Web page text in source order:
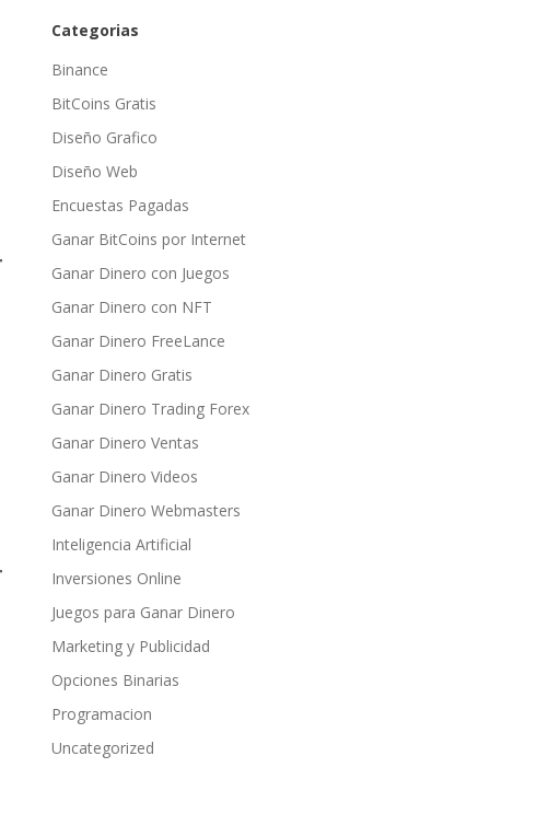
Categorias
Binance
BitCoins Gratis
Diseño Grafico
Diseño Web
Encuestas Pagadas
Ganar BitCoins por Internet
Ganar Dinero con Juegos
Ganar Dinero con NFT
Ganar Dinero FreeLance
Ganar Dinero Gratis
Ganar Dinero Trading Forex
Ganar Dinero Ventas
Ganar Dinero Videos
Ganar Dinero Webmasters
Inteligencia Artificial
Inversiones Online
Juegos para Ganar Dinero
Marketing y Publicidad
Opciones Binarias
Programacion
Uncategorized